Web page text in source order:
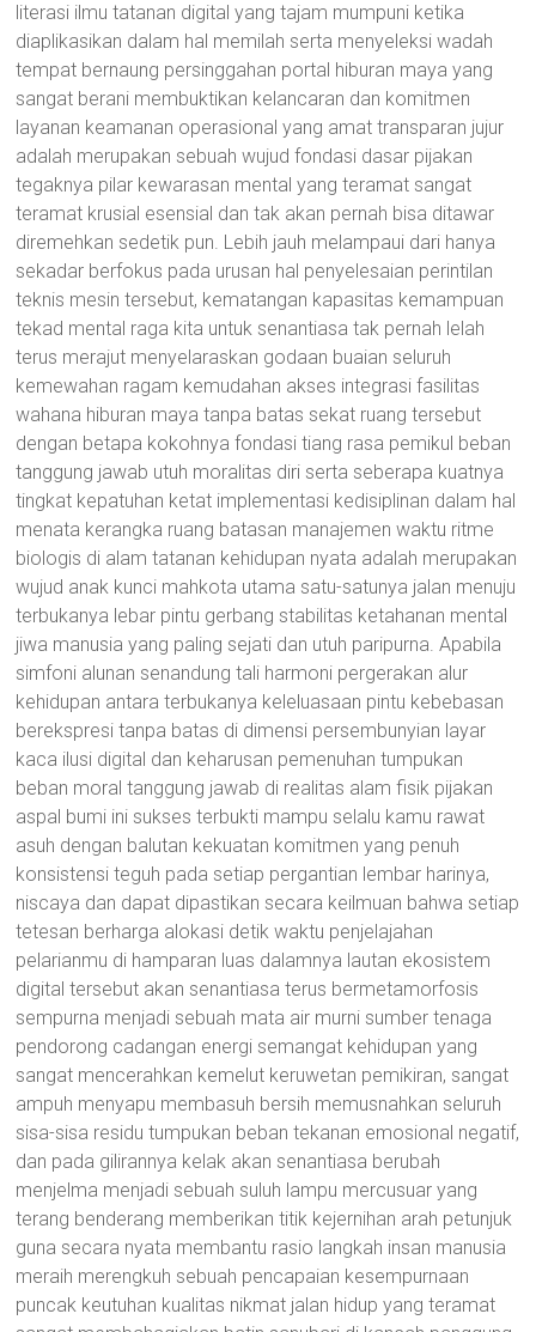
literasi ilmu tatanan digital yang tajam mumpuni ketika
diaplikasikan dalam hal memilah serta menyeleksi wadah
tempat bernaung persinggahan portal hiburan maya yang
sangat berani membuktikan kelancaran dan komitmen
layanan keamanan operasional yang amat transparan jujur
adalah merupakan sebuah wujud fondasi dasar pijakan
tegaknya pilar kewarasan mental yang teramat sangat
teramat krusial esensial dan tak akan pernah bisa ditawar
diremehkan sedetik pun. Lebih jauh melampaui dari hanya
sekadar berfokus pada urusan hal penyelesaian perintilan
teknis mesin tersebut, kematangan kapasitas kemampuan
tekad mental raga kita untuk senantiasa tak pernah lelah
terus merajut menyelaraskan godaan buaian seluruh
kemewahan ragam kemudahan akses integrasi fasilitas
wahana hiburan maya tanpa batas sekat ruang tersebut
dengan betapa kokohnya fondasi tiang rasa pemikul beban
tanggung jawab utuh moralitas diri serta seberapa kuatnya
tingkat kepatuhan ketat implementasi kedisiplinan dalam hal
menata kerangka ruang batasan manajemen waktu ritme
biologis di alam tatanan kehidupan nyata adalah merupakan
wujud anak kunci mahkota utama satu-satunya jalan menuju
terbukanya lebar pintu gerbang stabilitas ketahanan mental
jiwa manusia yang paling sejati dan utuh paripurna. Apabila
simfoni alunan senandung tali harmoni pergerakan alur
kehidupan antara terbukanya keleluasaan pintu kebebasan
berekspresi tanpa batas di dimensi persembunyian layar
kaca ilusi digital dan keharusan pemenuhan tumpukan
beban moral tanggung jawab di realitas alam fisik pijakan
aspal bumi ini sukses terbukti mampu selalu kamu rawat
asuh dengan balutan kekuatan komitmen yang penuh
konsistensi teguh pada setiap pergantian lembar harinya,
niscaya dan dapat dipastikan secara keilmuan bahwa setiap
tetesan berharga alokasi detik waktu penjelajahan
pelarianmu di hamparan luas dalamnya lautan ekosistem
digital tersebut akan senantiasa terus bermetamorfosis
sempurna menjadi sebuah mata air murni sumber tenaga
pendorong cadangan energi semangat kehidupan yang
sangat mencerahkan kemelut keruwetan pemikiran, sangat
ampuh menyapu membasuh bersih memusnahkan seluruh
sisa-sisa residu tumpukan beban tekanan emosional negatif,
dan pada gilirannya kelak akan senantiasa berubah
menjelma menjadi sebuah suluh lampu mercusuar yang
terang benderang memberikan titik kejernihan arah petunjuk
guna secara nyata membantu rasio langkah insan manusia
meraih merengkuh sebuah pencapaian kesempurnaan
puncak keutuhan kualitas nikmat jalan hidup yang teramat